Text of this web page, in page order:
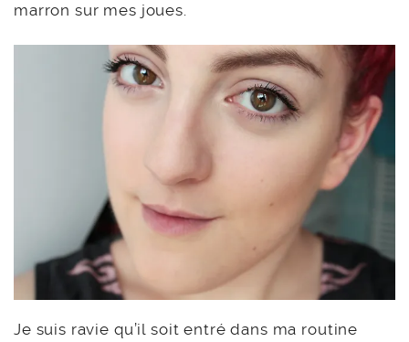
marron sur mes joues.
Je suis ravie qu’il soit entré dans ma routine